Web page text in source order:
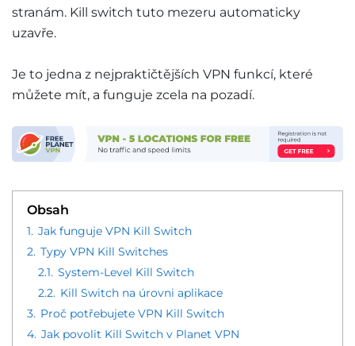
stranám. Kill switch tuto mezeru automaticky
uzavře.
Je to jedna z nejpraktičtějších VPN funkcí, které
můžete mít, a funguje zcela na pozadí.
Obsah
1. Jak funguje VPN Kill Switch
2. Typy VPN Kill Switches
2.1. System-Level Kill Switch
2.2. Kill Switch na úrovni aplikace
3. Proč potřebujete VPN Kill Switch
4. Jak povolit Kill Switch v Planet VPN